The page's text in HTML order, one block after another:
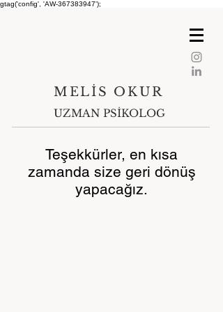
gtag('config', 'AW-367383947');
MELİS OKUR​​
UZMAN PSİKOLOG
Teşekkürler, en kısa
zamanda size geri dönüş
yapacağız.